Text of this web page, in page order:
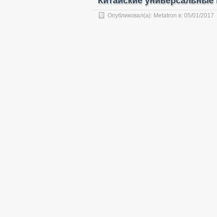
Опубликовал(а): Metatron в: 05/01/2017